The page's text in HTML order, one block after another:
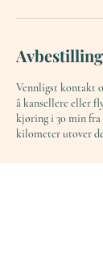
Vennligst kontakt
å kansellere eller
kjøring i 30 min
kilometer utover